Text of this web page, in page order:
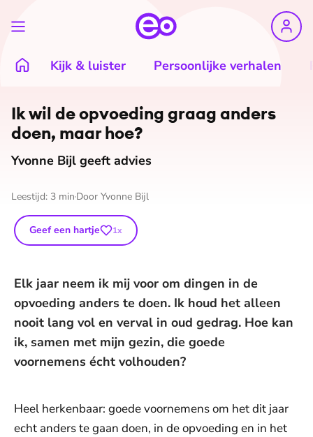
Kijk & luister Persoonlijke verhalen
Ik wil de opvoeding graag anders
doen, maar hoe?
Yvonne Bijl geeft advies
Leestijd: 3 min Door Yvonne Bijl
Geef een hartje 1x
Elk jaar neem ik mij voor om dingen in de
opvoeding anders te doen. Ik houd het alleen
nooit lang vol en verval in oud gedrag. Hoe kan
ik, samen met mijn gezin, die goede
voornemens écht volhouden?
Heel herkenbaar: goede voornemens om het dit jaar
echt anders te gaan doen, in de opvoeding en in het